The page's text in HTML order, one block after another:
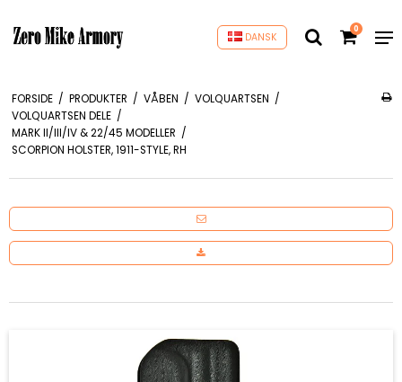
DANSK
0
FORSIDE / PRODUKTER / VÅBEN / VOLQUARTSEN /
VOLQUARTSEN DELE /
MARK II/III/IV & 22/45 MODELLER /
SCORPION HOLSTER, 1911-STYLE, RH